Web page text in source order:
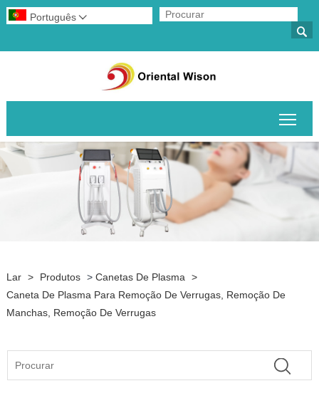

Português 
Lar > Produtos > Canetas De Plasma
>
Caneta De Plasma Para Remoção De Verrugas, Remoção De
Manchas, Remoção De Verrugas